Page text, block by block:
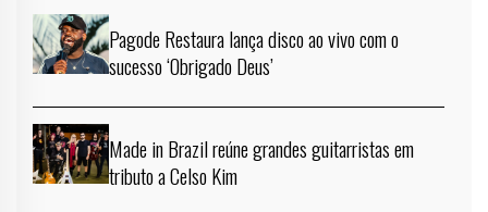
Pagode Restaura lança disco ao vivo com o
sucesso ‘Obrigado Deus’
Made in Brazil reúne grandes guitarristas em
tributo a Celso Kim